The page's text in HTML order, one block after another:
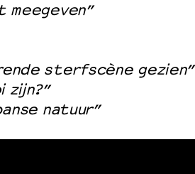
sterfscène gezien”
zijn?”
natuur”